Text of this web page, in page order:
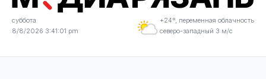
суббота
8/8/2026 3:41:02 pm
+24°, переменная облачность
северо-западный 3 м/с